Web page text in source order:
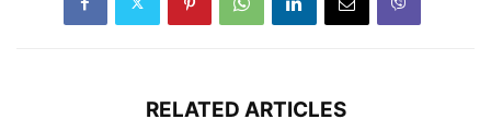
RELATED ARTICLES